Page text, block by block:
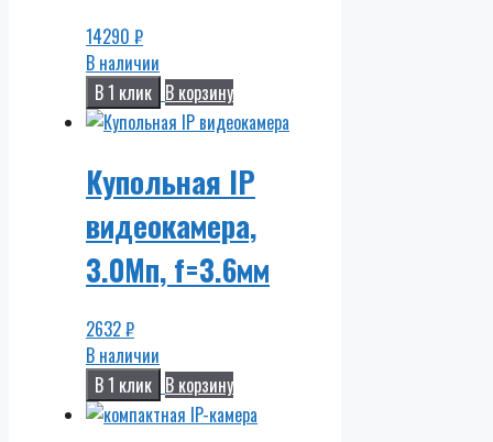
14290 ₽
В наличии
В 1 клик В корзину
Купольная IP
видеокамера,
3.0Мп, f=3.6мм
2632₽
В наличии
В 1 клик В корзину